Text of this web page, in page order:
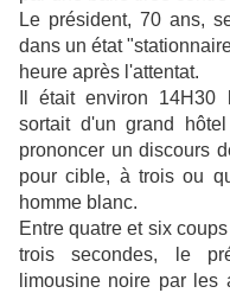
Le président, 70 ans,
dans un état
heure après l'attentat.
Il était environ
sortait d'un grand
prononcer un discours
pour cible, à trois ou
homme blanc.
Entre quatre et six
trois secondes, le
limousine noire par